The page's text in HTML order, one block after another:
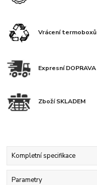
Vrácení termoboxů
Expresní DOPRAVA
Zboží SKLADEM
Kompletní specifikace
Parametry